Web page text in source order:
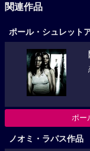
関連作品
ポール・シュレット
ポー
ノオミ・ラパス作品